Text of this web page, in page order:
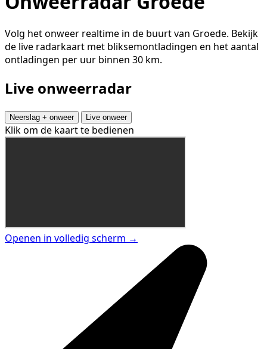
Volg het onweer realtime in de buurt van Groede. Bekijk
de live radarkaart met bliksemontladingen en het aantal
ontladingen per uur binnen 30 km.
Live onweerradar
Neerslag + onweer Live onweer
Klik om de kaart te bedienen
Openen in volledig scherm →